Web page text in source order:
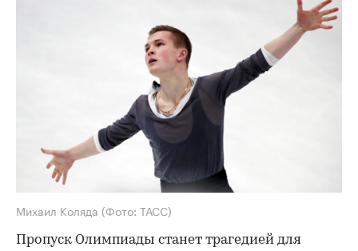
Михаил Коляда (Фото: ТАСС)
Пропуск Олимпиады станет трагедией для